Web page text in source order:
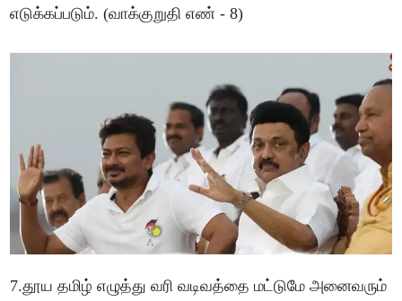
எடுக்கப்படும். (வாக்குறுதி எண் - 8)
7.தூய தமிழ் எழுத்து வரி வடிவத்தை மட்டுமே அனைவரும்